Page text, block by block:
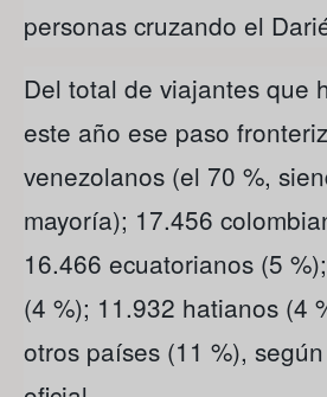
personas cruzando el
Del total de viajantes que
este año ese paso
venezolanos (el 70 %,
mayoría); 17.456
16.466 ecuatorianos (5
(4 %); 11.932 hatianos (4
otros países (11 %),